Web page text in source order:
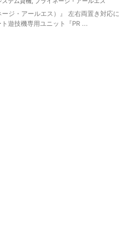
ジ・アールエス）』 左右両置き対応に
遊技機専用ユニット『PR ...